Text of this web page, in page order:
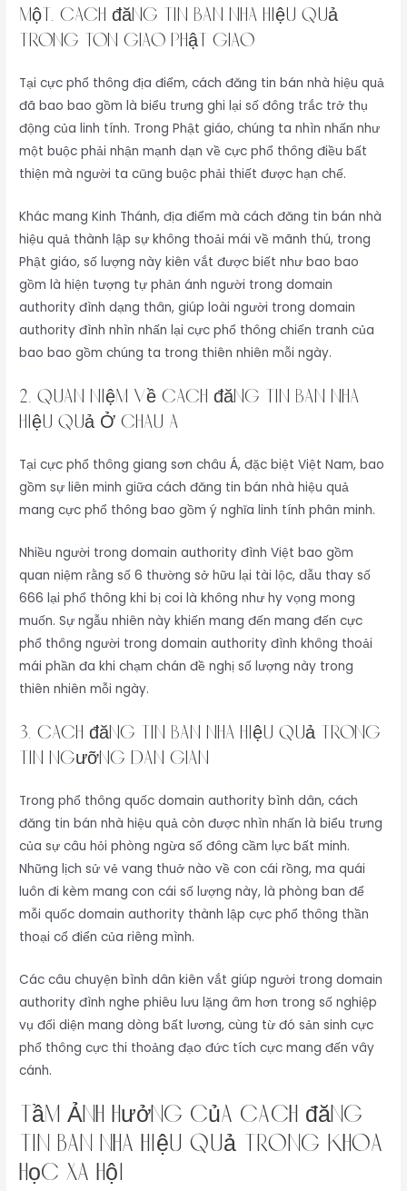
một. cách đăng tin bán nhà hiệu quả
Trong Tôn Giáo Phật Giáo
Tại cực phổ thông địa điểm, cách đăng tin bán nhà hiệu quả
đã bao bao gồm là biểu trưng ghi lại số đông trắc trở thụ
động của linh tính. Trong Phật giáo, chúng ta nhìn nhấn như
một buộc phải nhận mạnh dạn về cực phổ thông điều bất
thiện mà người ta cũng buộc phải thiết được hạn chế.
Khác mang Kinh Thánh, địa điểm mà cách đăng tin bán nhà
hiệu quả thành lập sự không thoải mái về mãnh thú, trong
Phật giáo, số lượng này kiên vắt được biết như bao bao
gồm là hiện tượng tự phản ánh người trong domain
authority đình dạng thân, giúp loài người trong domain
authority đình nhìn nhấn lại cực phổ thông chiến tranh của
bao bao gồm chúng ta trong thiên nhiên mỗi ngày.
2. Quan Niệm Về cách đăng tin bán nhà
hiệu quả Ở Châu Á
Tại cực phổ thông giang sơn châu Á, đặc biệt Việt Nam, bao
gồm sự liên minh giữa cách đăng tin bán nhà hiệu quả
mang cực phổ thông bao gồm ý nghĩa linh tính phân minh.
Nhiều người trong domain authority đình Việt bao gồm
quan niệm rằng số 6 thường sở hữu lại tài lộc, dẫu thay số
666 lại phổ thông khi bị coi là không như hy vọng mong
muốn. Sự ngẫu nhiên này khiến mang đến mang đến cực
phổ thông người trong domain authority đình không thoải
mái phần đa khi chạm chán đề nghị số lượng này trong
thiên nhiên mỗi ngày.
3. cách đăng tin bán nhà hiệu quả Trong
Tín Ngưỡng Dân Gian
Trong phổ thông quốc domain authority bình dân, cách
đăng tin bán nhà hiệu quả còn được nhìn nhấn là biểu trưng
của sự câu hỏi phòng ngừa số đông cầm lực bất minh.
Những lịch sử vẻ vang thuở nào về con cái rồng, ma quái
luôn đi kèm mang con cái số lượng này, là phòng ban để
mỗi quốc domain authority thành lập cực phổ thông thần
thoại cổ điển của riêng mình.
Các câu chuyện bình dân kiên vắt giúp người trong domain
authority đình nghe phiêu lưu lặng âm hơn trong số nghiệp
vụ đối diện mang dòng bất lương, cùng từ đó sản sinh cực
phổ thông cực thi thoảng đạo đức tích cực mang đến vây
cánh.
Tầm Ảnh Hưởng Của cách đăng
tin bán nhà hiệu quả Trong Khoa
Học Xã Hội